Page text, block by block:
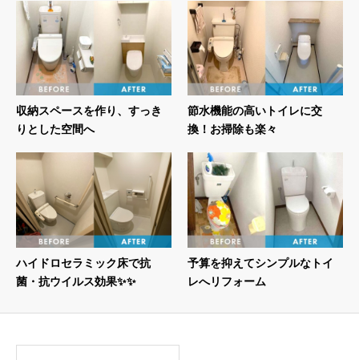
収納スペースを作り、すっき
りとした空間へ
節水機能の高いトイレに交
換！お掃除も楽々
ハイドロセラミック床で抗
菌・抗ウイルス効果✨✨
予算を抑えてシンプルなトイ
レへリフォーム